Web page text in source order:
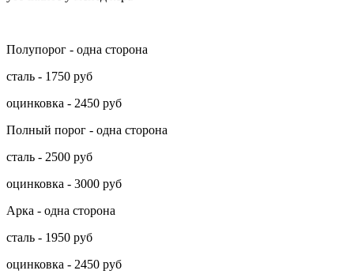
Полупорог - одна сторона
сталь - 1750 руб
оцинковка - 2450 руб
Полный порог - одна сторона
сталь - 2500 руб
оцинковка - 3000 руб
Арка - одна сторона
сталь - 1950 руб
оцинковка - 2450 руб